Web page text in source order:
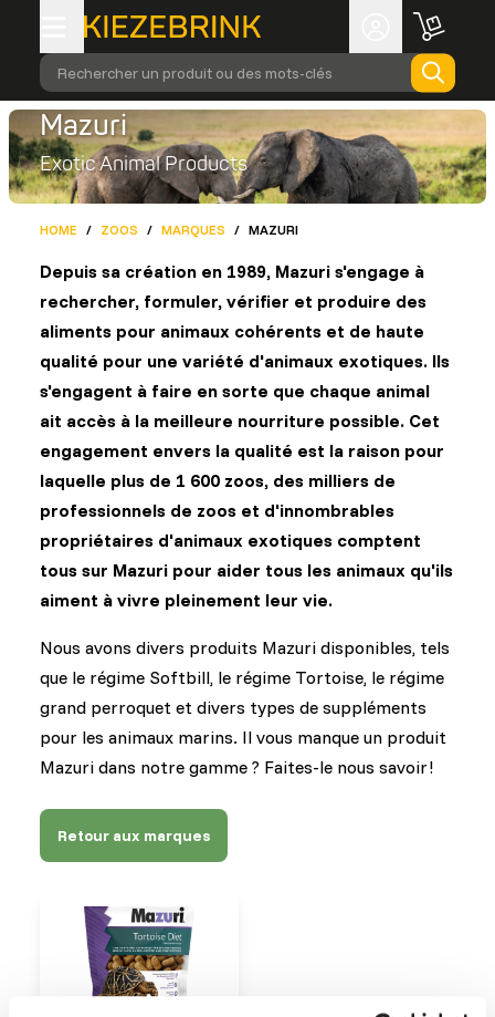
Rechercher un produit ou des mots-clés
Mazuri
Exotic Animal Products
HOME / ZOOS / MARQUES / MAZURI
Depuis sa création en 1989, Mazuri s'engage à
rechercher, formuler, vérifier et produire des
aliments pour animaux cohérents et de haute
qualité pour une variété d'animaux exotiques. Ils
s'engagent à faire en sorte que chaque animal
ait accès à la meilleure nourriture possible. Cet
engagement envers la qualité est la raison pour
laquelle plus de 1 600 zoos, des milliers de
professionnels de zoos et d'innombrables
propriétaires d'animaux exotiques comptent
tous sur Mazuri pour aider tous les animaux qu'ils
aiment à vivre pleinement leur vie.
Nous avons divers produits Mazuri disponibles, tels
que le régime Softbill, le régime Tortoise, le régime
grand perroquet et divers types de suppléments
pour les animaux marins. Il vous manque un produit
Mazuri dans notre gamme ? Faites-le nous savoir !
Retour aux marques